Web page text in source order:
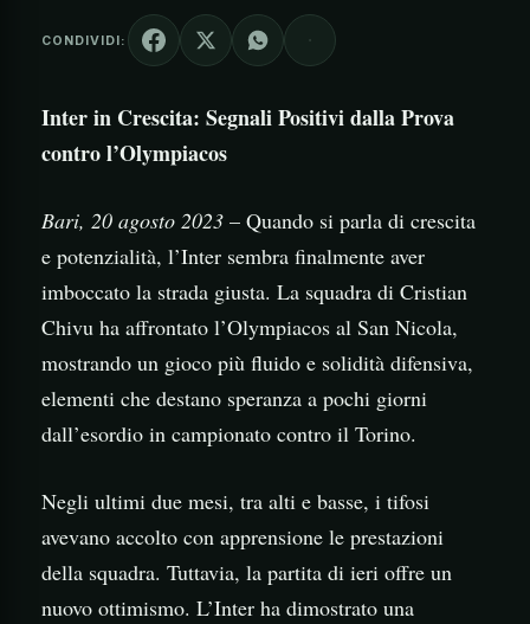
CONDIVIDI:
Inter in Crescita: Segnali Positivi dalla Prova
contro l’Olympiacos
Bari, 20 agosto 2023 – Quando si parla di crescita
e potenzialità, l’Inter sembra finalmente aver
imboccato la strada giusta. La squadra di Cristian
Chivu ha affrontato l’Olympiacos al San Nicola,
mostrando un gioco più fluido e solidità difensiva,
elementi che destano speranza a pochi giorni
dall’esordio in campionato contro il Torino.
Negli ultimi due mesi, tra alti e basse, i tifosi
avevano accolto con apprensione le prestazioni
della squadra. Tuttavia, la partita di ieri offre un
nuovo ottimismo. L’Inter ha dimostrato una